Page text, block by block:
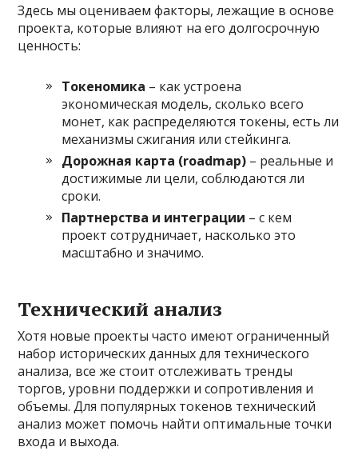
Здесь мы оцениваем факторы, лежащие в основе
проекта, которые влияют на его долгосрочную
ценность:
Токеномика – как устроена
экономическая модель, сколько всего
монет, как распределяются токены, есть ли
механизмы сжигания или стейкинга.
Дорожная карта (roadmap) – реальные и
достижимые ли цели, соблюдаются ли
сроки.
Партнерства и интеграции – с кем
проект сотрудничает, насколько это
масштабно и значимо.
Технический анализ
Хотя новые проекты часто имеют ограниченный
набор исторических данных для технического
анализа, все же стоит отслеживать тренды
торгов, уровни поддержки и сопротивления и
объемы. Для популярных токенов технический
анализ может помочь найти оптимальные точки
входа и выхода.